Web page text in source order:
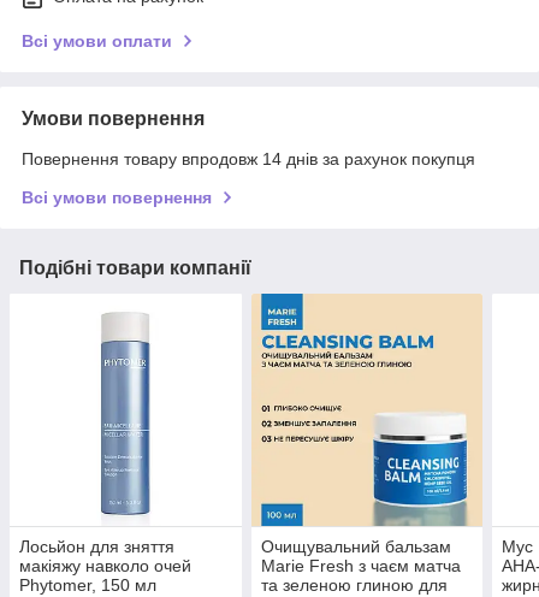
Всі умови оплати
Умови повернення
Повернення товару впродовж 14 днів за рахунок покупця
Всі умови повернення
Подібні товари компанії
Лосьйон для зняття
макіяжу навколо очей
Phytomer, 150 мл
Очищувальний бальзам
Marie Fresh з чаєм матча
та зеленою глиною для
Мус